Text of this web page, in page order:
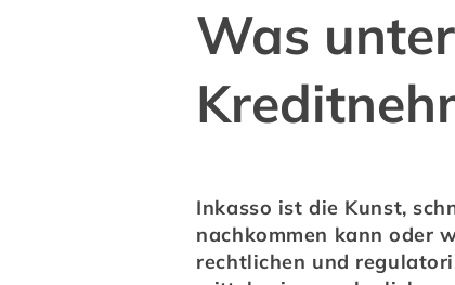
Was
Inkasso ist die Kunst,
nachkommen kann oder
rechtlichen und